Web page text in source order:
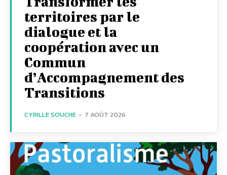
territoires par le
dialogue et la
coopération avec un
Commun
d’Accompagnement des
Transitions
CYRILLE SOUCHE - 7 AOÛT 2026